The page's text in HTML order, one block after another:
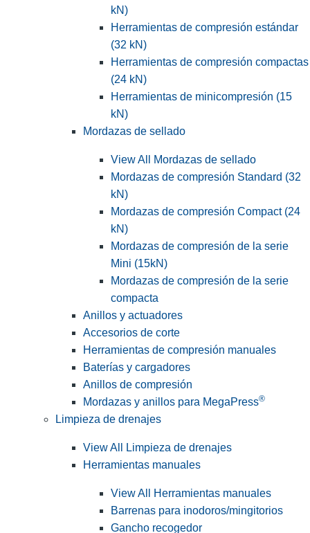
kN)
Herramientas de compresión estándar
(32 kN)
Herramientas de compresión compactas
(24 kN)
Herramientas de minicompresión (15
kN)
Mordazas de sellado
View All Mordazas de sellado
Mordazas de compresión Standard (32
kN)
Mordazas de compresión Compact (24
kN)
Mordazas de compresión de la serie
Mini (15kN)
Mordazas de compresión de la serie
compacta
Anillos y actuadores
Accesorios de corte
Herramientas de compresión manuales
Baterías y cargadores
Anillos de compresión
Mordazas y anillos para MegaPress®
Limpieza de drenajes
View All Limpieza de drenajes
Herramientas manuales
View All Herramientas manuales
Barrenas para inodoros/mingitorios
Gancho recogedor